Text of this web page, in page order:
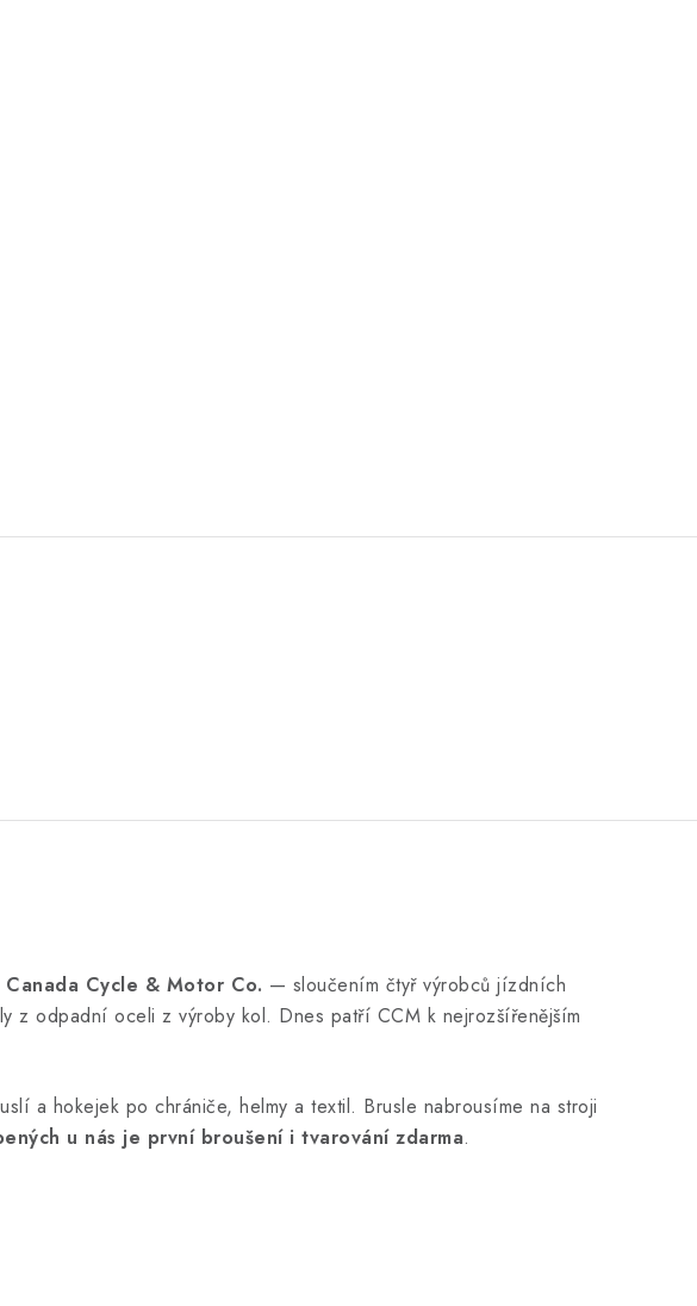
Canada Cycle & Motor Co. — sloučením čtyř výrobců jízdních
z odpadní oceli z výroby kol. Dnes patří CCM k nejrozšířenějším
a hokejek po chrániče, helmy a textil. Brusle nabrousíme na stroji
u nás je první broušení i tvarování zdarma.